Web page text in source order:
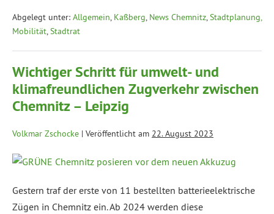
Abgelegt unter: Allgemein, Kaßberg, News Chemnitz,Stadtplanung,
Mobilität,Stadtrat
Wichtiger Schritt für umwelt- und
klimafreundlichen Zugverkehr zwischen
Chemnitz – Leipzig
Volkmar Zschocke | Veröffentlicht am 22. August 2023
Gestern traf der erste von 11 bestellten batterieelektrische
Zügen in Chemnitz ein. Ab 2024 werden diese